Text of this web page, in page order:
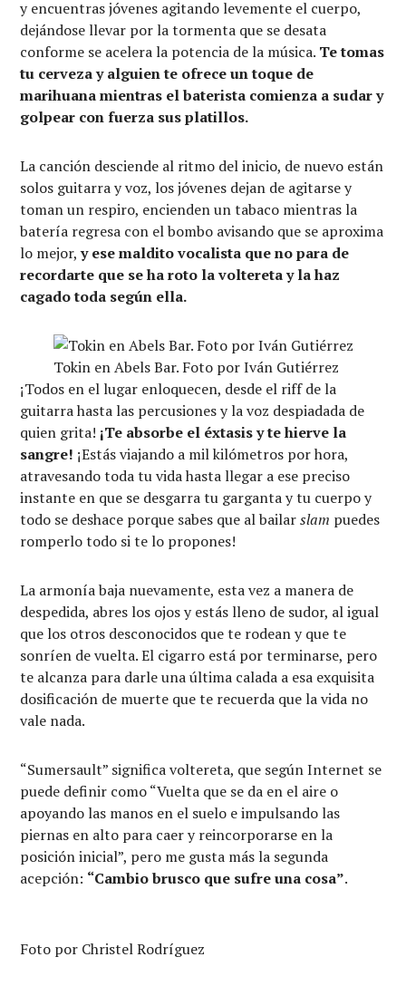
y encuentras jóvenes agitando levemente el cuerpo,
dejándose llevar por la tormenta que se desata
conforme se acelera la potencia de la música. Te tomas
tu cerveza y alguien te ofrece un toque de
marihuana mientras el baterista comienza a sudar y
golpear con fuerza sus platillos.
La canción desciende al ritmo del inicio, de nuevo están
solos guitarra y voz, los jóvenes dejan de agitarse y
toman un respiro, encienden un tabaco mientras la
batería regresa con el bombo avisando que se aproxima
lo mejor,y ese maldito vocalista que no para de
recordarte que se ha roto la voltereta y la haz
cagado toda según ella.
Tokin en Abels Bar. Foto por Iván Gutiérrez
¡Todos en el lugar enloquecen, desde el riff de la
guitarra hasta las percusiones y la voz despiadada de
quien grita! ¡Te absorbe el éxtasis y te hierve la
sangre! ¡Estás viajando a mil kilómetros por hora,
atravesando toda tu vida hasta llegar a ese preciso
instante en que se desgarra tu garganta y tu cuerpo y
todo se deshace porque sabes que al bailarslam puedes
romperlo todo si te lo propones!
La armonía baja nuevamente, esta vez a manera de
despedida, abres los ojos y estás lleno de sudor, al igual
que los otros desconocidos que te rodean y que te
sonríen de vuelta. El cigarro está por terminarse, pero
te alcanza para darle una última calada a esa exquisita
dosificación de muerte que te recuerda que la vida no
vale nada.
“Sumersault” significa voltereta, que según Internet se
puede definir como “Vuelta que se da en el aire o
apoyando las manos en el suelo e impulsando las
piernas en alto para caer y reincorporarse en la
posición inicial”, pero me gusta más la segunda
acepción: “Cambio brusco que sufre una cosa”.
Foto por Christel Rodríguez